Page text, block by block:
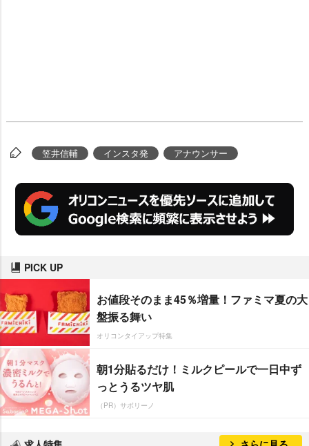
笠井信輔 インスタ発 アナウンサー
PICK UP
お値段そのまま45％増量！ファミマ夏の大
盤振る舞い
オリコンタイアップ特集
朝1分貼るだけ！ミルクピールで一日中ず
っとうるツヤ肌
（PR）サボリーノ